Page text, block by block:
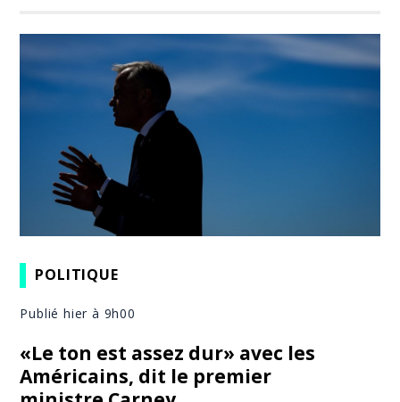
POLITIQUE
Publié hier à 9h00
«Le ton est assez dur» avec les
Américains, dit le premier